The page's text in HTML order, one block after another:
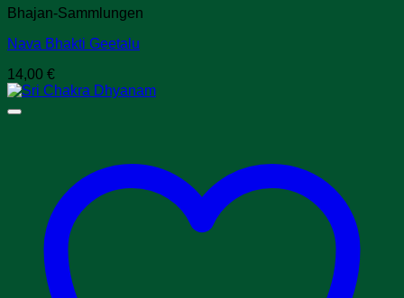
Bhajan-Sammlungen
Nava Bhakti Geetalu
14,00 €